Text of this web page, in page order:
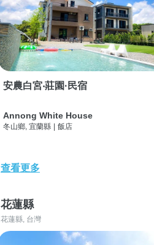
安農白宮‧莊園·民宿
Annong White House
冬山鄉, 宜蘭縣 | 飯店
查看更多
花蓮縣
花蓮縣, 台灣